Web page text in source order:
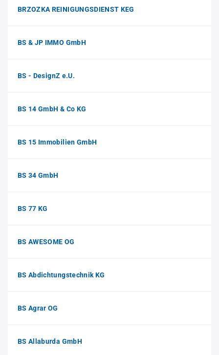
BRZOZKA REINIGUNGSDIENST KEG
BS & JP IMMO GmbH
BS - DesignZ e.U.
BS 14 GmbH & Co KG
BS 15 Immobilien GmbH
BS 34 GmbH
BS 77 KG
BS AWESOME OG
BS Abdichtungstechnik KG
BS Agrar OG
BS Allaburda GmbH